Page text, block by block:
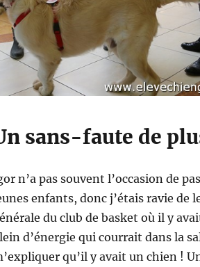
sans-faute de
n’a pas souvent l’occasion de
enfants, donc j’étais ravie de
du club de basket où il y
d’énergie qui courrait dans la
qu’il y avait un chien !